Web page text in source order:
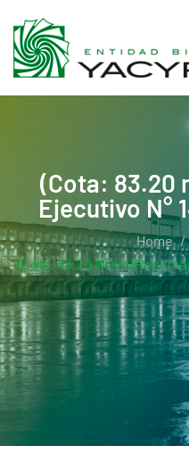
(Cota: 83.20
Ejecutivo N°
Home
(Cota: 83.20 MsnM)